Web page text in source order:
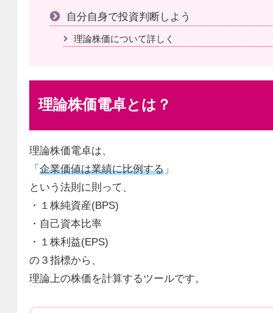
自分自身で投資判断しよう
理論株価について詳しく
理論株価電卓とは？
理論株価電卓は、
「 企業価値は業績に比例する」
という法則に則って、
・１株純資産(BPS)
・自己資本比率
・１株利益(EPS)
の３指標から、
理論上の株価を計算するツールです。